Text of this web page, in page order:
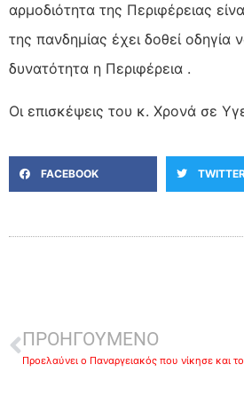
αρμοδιότητα της Περιφέρειας
της πανδημίας έχει δοθεί
δυνατότητα η Περιφέρεια .
Οι επισκέψεις του κ. Χρονά σε
FACEBOOK
ΠΡΟΗΓΟΥΜΕΝΟ
Προελαύνει ο Παναργειακός που νίκησε και